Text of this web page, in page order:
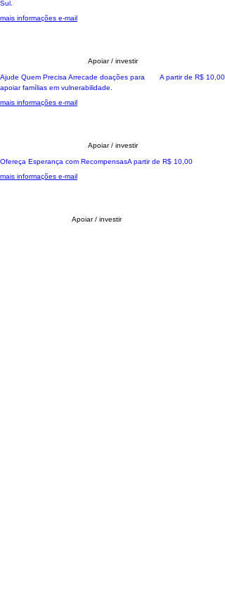
Sul.
mais informações e-mail
Apoiar / investir
Ação Colaborativa
Ajude Quem Precisa Arrecade doações para
apoiar famílias em vulnerabilidade.
A partir de R$ 10,00
Preço promocional
mais informações e-mail
Apoiar / investir
Ação Colaborativa
Ofereça Esperança com RecompensasA partir de R$ 10,00
Preço promocional
mais informações e-mail
Apoiar / investir